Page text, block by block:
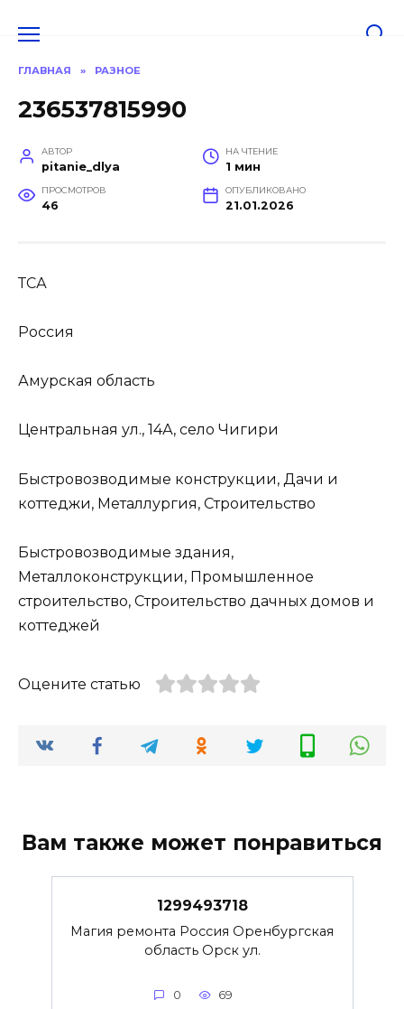
ГЛАВНАЯ » РАЗНОЕ
236537815990
АВТОР
pitanie_dlya
НА ЧТЕНИЕ
1 мин
ПРОСМОТРОВ
46
ОПУБЛИКОВАНО
21.01.2026
ТСА
Россия
Амурская область
Центральная ул., 14А, село Чигири
Быстровозводимые конструкции, Дачи и
коттеджи, Металлургия, Строительство
Быстровозводимые здания,
Металлоконструкции, Промышленное
строительство, Строительство дачных домов и
коттеджей
Оцените статью
Вам также может понравиться
1299493718
Магия ремонта Россия Оренбургская
область Орск ул.
0 69